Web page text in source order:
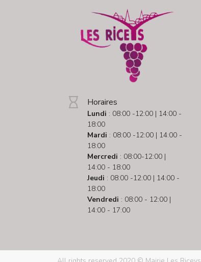
Horaires
Lundi : 08:00 -12:00 | 14:00 -
18:00
Mardi : 08:00 -12:00 | 14:00 -
18:00
Mercredi : 08:00-12:00 |
14:00 - 18:00
Jeudi : 08:00 -12:00 | 14:00 -
18:00
Vendredi : 08:00 - 12:00 |
14:00 - 17:00